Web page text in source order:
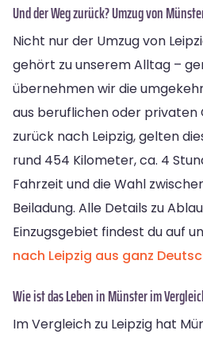
Und der Weg zurück? Umzug von
Nicht nur der Umzug von
gehört zu unserem Alltag –
übernehmen wir die
aus beruflichen oder privaten
zurück nach Leipzig, gelten
rund 454 Kilometer, ca. 4
Fahrzeit und die Wahl
Beiladung. Alle Details zu
Einzugsgebiet findest du auf
nach Leipzig aus ganz
Wie ist das Leben in Münster im
Im Vergleich zu Leipzig hat